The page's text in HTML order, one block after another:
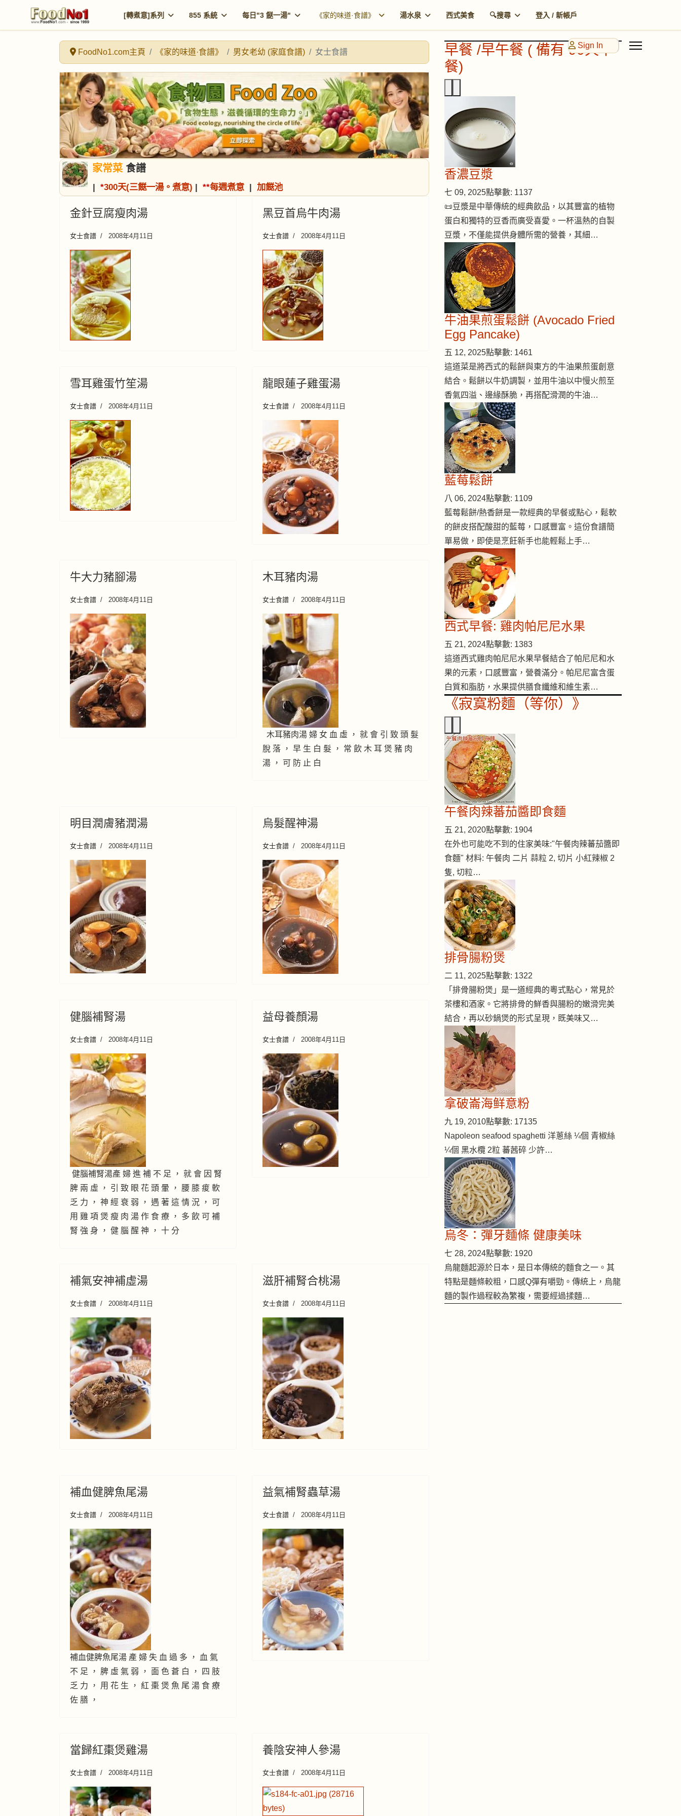
[轉煮意]系列 855 系統 每日"3 餸一湯" 《家的味道·食譜》 湯水泉 西式美食 🔍搜尋 登入 / 新帳戶
Sign In
FoodNo1.com主頁 《家的味道·食譜》 男女老幼 (家庭食譜) 女士食譜
家常菜 食譜
| *300天(三餸一湯。煮意) | **每週煮意 | 加餸池
金針豆腐瘦肉湯
女士食譜 2008年4月11日
黑豆首烏牛肉湯
女士食譜 2008年4月11日
雪耳雞蛋竹笙湯
女士食譜 2008年4月11日
龍眼蓮子雞蛋湯
女士食譜 2008年4月11日
牛大力豬腳湯
女士食譜 2008年4月11日
木耳豬肉湯
女士食譜 2008年4月11日
木耳豬肉湯 婦 女 血 虛 ， 就 會 引 致 頭 髮
脫 落 ， 早 生 白 髮 ， 常 飲 木 耳 煲 豬 肉
湯 ， 可 防 止 白
明目潤膚豬潤湯
女士食譜 2008年4月11日
烏髮醒神湯
女士食譜 2008年4月11日
健腦補腎湯
女士食譜 2008年4月11日
健腦補腎湯產 婦 進 補 不 足 ， 就 會 因 腎
脾 兩 虛 ， 引 致 眼 花 頭 暈 ， 腰 膝 痠 軟
乏 力 ， 神 經 衰 弱 ， 遇 著 這 情 況 ， 可
用 雞 項 煲 瘦 肉 湯 作 食 療 ， 多 飲 可 補
腎 強 身 ， 健 腦 醒 神 ， 十 分
益母養顏湯
女士食譜 2008年4月11日
補氣安神補虛湯
女士食譜 2008年4月11日
滋肝補腎合桃湯
女士食譜 2008年4月11日
補血健脾魚尾湯
女士食譜 2008年4月11日
補血健脾魚尾湯 產 婦 失 血 過 多 ， 血 氣
不 足 ， 脾 虛 氣 弱 ， 面 色 蒼 白 ， 四 肢
乏 力 ， 用 花 生 ， 紅 棗 煲 魚 尾 湯 食 療
佐 膳 ，
益氣補腎蟲草湯
女士食譜 2008年4月11日
當歸紅棗煲雞湯
女士食譜 2008年4月11日
養陰安神人參湯
女士食譜 2008年4月11日
早餐 /早午餐 ( 備有 90天早
餐)
香濃豆漿
七 09, 2025點擊數: 1137
📜豆漿是中華傳統的經典飲品，以其豐富的植物
蛋白和獨特的豆香而廣受喜愛。一杯溫熱的自製
豆漿，不僅能提供身體所需的營養，其細…
牛油果煎蛋鬆餅 (Avocado Fried
Egg Pancake)
五 12, 2025點擊數: 1461
這道菜是將西式的鬆餅與東方的牛油果煎蛋創意
結合。鬆餅以牛奶調製，並用牛油以中慢火煎至
香氣四溢、邊緣酥脆，再搭配滑潤的牛油…
藍莓鬆餅
八 06, 2024點擊數: 1109
藍莓鬆餅/熱香餅是一款經典的早餐或點心，鬆軟
的餅皮搭配酸甜的藍莓，口感豐富。這份食譜簡
單易做，即使是烹飪新手也能輕鬆上手…
西式早餐: 雞肉帕尼尼水果
五 21, 2024點擊數: 1383
這道西式雞肉帕尼尼水果早餐結合了帕尼尼和水
果的元素，口感豐富，營養滿分。帕尼尼富含蛋
白質和脂肪，水果提供膳食纖維和維生素…
《寂寞粉麵（等你）》
午餐肉辣蕃茄醬即食麵
五 21, 2020點擊數: 1904
在外也可能吃不到的住家美味:"午餐肉辣蕃茄醬即
食麵" 材料: 午餐肉 二片 蒜粒 2, 切片 小紅辣椒 2
隻, 切粒…
排骨腸粉煲
二 11, 2025點擊數: 1322
「排骨腸粉煲」是一道經典的粵式點心，常見於
茶樓和酒家。它將排骨的鮮香與腸粉的嫩滑完美
結合，再以砂鍋煲的形式呈現，既美味又…
拿破崙海鲜意粉
九 19, 2010點擊數: 17135
Napoleon seafood spaghetti 洋蔥絲 ¼個 青椒絲
¼個 黑水欖 2粒 蕃茜碎 少許…
烏冬：彈牙麵條 健康美味
七 28, 2024點擊數: 1920
烏龍麵起源於日本，是日本傳統的麵食之一。其
特點是麵條較粗，口感Q彈有嚼勁。傳統上，烏龍
麵的製作過程較為繁複，需要經過揉麵…